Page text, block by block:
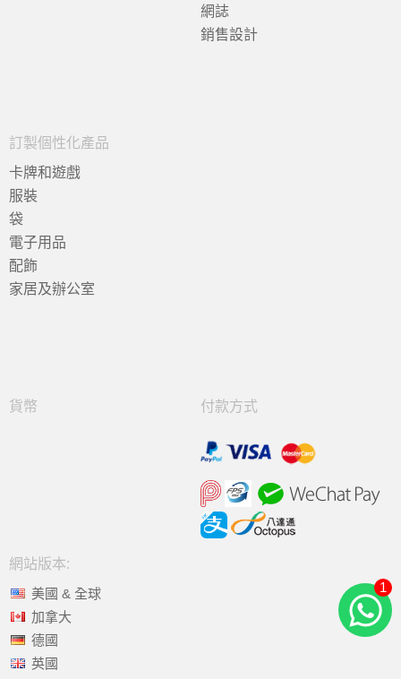
網誌
銷售設計
訂製個性化產品
卡牌和遊戲
服裝
袋
電子用品
配飾
家居及辦公室
貨幣 付款方式
網站版本:
美國 & 全球
加拿大
德國
英國
1